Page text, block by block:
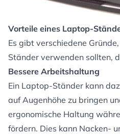
Vorteile eines Laptop-
Es gibt verschiedene
Ständer verwenden sollten,
Bessere Arbeitshaltung
Ein Laptop-Ständer kann
auf Augenhöhe zu bringen
ergonomische Haltung
fördern. Dies kann Nacken-